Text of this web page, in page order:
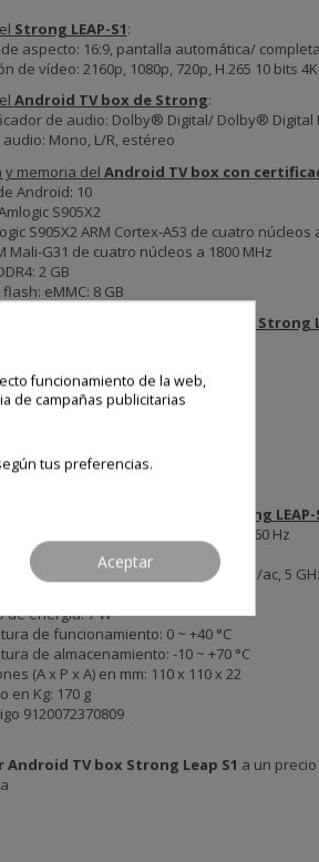
Strong LEAP-S1:
aspecto: 16:9, pantalla automática/ completa
de vídeo: 2160p, 1080p, 720p, H.265 10 bits
Android TV box de Strong:
de audio: Dolby® Digital/ Dolby® Digital
Mono, L/R, estéreo
y memoria del Android TV box con
Android: 10
S905X2
S905X2 ARM Cortex-A53 de cuatro núcleos
Mali-G31 de cuatro núcleos a 1800 MHz
2 GB
eMMC: 8 GB
Android TV box Certificado Strong
CC (12 V,1 A)
de la caja Android TV Strong LEAP-
alimentación: CA 100-240 V CA ~ 50/60 Hz
entrada: CC 12 V, 1 A
802.11b/g/n, 2,4 GHz ; IEEE 802.11a/n/ac, 5
de energía: 7 W
de funcionamiento: 0 ~ +40 °C
de almacenamiento: -10 ~ +70 °C
(A x P x A) en mm: 110 x 110 x 22
en Kg: 170 g
9120072370809
Android TV box Strong Leap S1 a un
funcionamiento de la web,
de campañas publicitarias
tus preferencias.
Aceptar